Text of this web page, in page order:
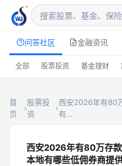
问答社区 金融资讯
全部 股票投资 基金理财
首
页
›
股票投
资
›
西安2026年有80
有…
西安2026年有80万存款
本地有哪些低佣券商提